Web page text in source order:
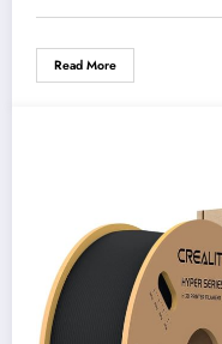
Read More